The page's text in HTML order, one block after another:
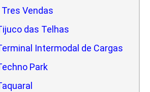
Vendas
das Telhas
Intermodal de Cargas
Park